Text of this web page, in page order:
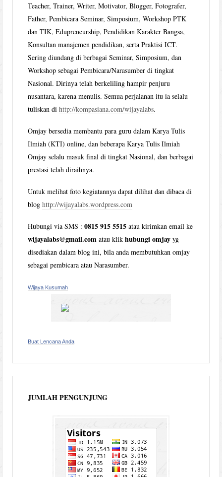
Teacher, Trainer, Writer, Motivator, Blogger, Fotografer,
Father, Pembicara Seminar, Simposium, Workshop PTK
dan TIK, Edupreneurship, Pendidikan Karakter Bangsa,
Konsultan manajemen pendidikan, serta Praktisi ICT.
Sering diundang di berbagai Seminar, Simposium, dan
Workshop sebagai Pembicara/Narasumber di tingkat
Nasional. Dirinya telah berkeliling hampir penjuru
nusantara, karena menulis. Semua perjalanan itu ia selalu
tuliskan dihttp://kompasiana.com/wijayalabs.
Omjay bersedia membantu para guru dalam Karya Tulis
Ilmiah (KTI) online, dan beberapa Karya Tulis Ilmiah
Omjay selalu masuk final di tingkat Nasional, dan berbagai
prestasi telah diraihnya.
Untuk melihat foto kegiatannya dapat dilihat dan dibaca di
bloghttp://wijayalabs.wordpress.com
Hubungi via SMS :0815 915 5515 atau kirimkan email ke
wijayalabs@gmail.com atau klikhubungi omjay yg
disediakan dalam blog ini, bila anda membutuhkan omjay
sebagai pembicara atau Narasumber.
Wijaya Kusumah
Buat Lencana Anda
JUMLAH PENGUNJUNG